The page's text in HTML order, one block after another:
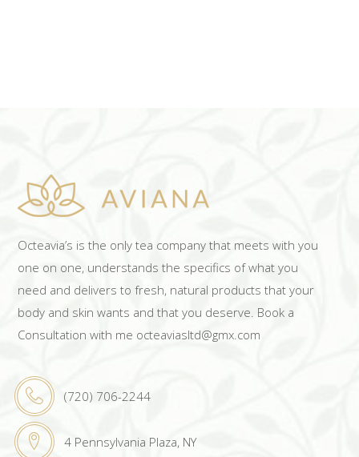
Octeavia’s is the only tea company that meets with you
one on one, understands the specifics of what you
need and delivers to fresh, natural products that your
body and skin wants and that you deserve. Book a
Consultation with me octeaviasltd@gmx.com
(720) 706-2244
4 Pennsylvania Plaza, NY